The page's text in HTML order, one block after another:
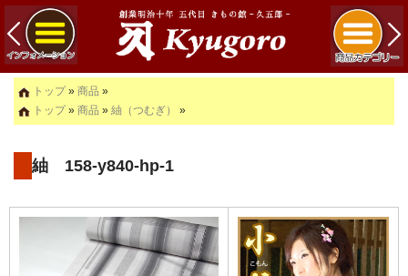
トップ» 商品 »
トップ» 商品 » 紬（つむぎ） »
紬 158-y840-hp-1